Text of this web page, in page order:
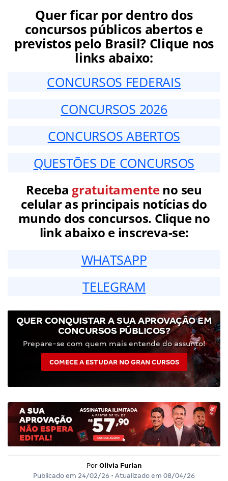
Quer ficar por dentro dos
concursos públicos abertos e
previstos pelo Brasil? Clique nos
links abaixo:
CONCURSOS FEDERAIS
CONCURSOS 2026
CONCURSOS ABERTOS
QUESTÕES DE CONCURSOS
Receba gratuitamenteno seu
celular as principais notícias do
mundo dos concursos. Clique no
link abaixo e inscreva-se:
WHATSAPP
TELEGRAM
QUER CONQUISTAR A SUA APROVAÇÃO EM
CONCURSOS PÚBLICOS?
Prepare-se com quem mais entende do assunto!
COMECE A ESTUDAR NO GRAN CURSOS
Por Olivia Furlan
Publicado em 24/02/26 • Atualizado em 08/04/26